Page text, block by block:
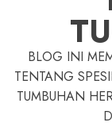
BLOG INI
TENTANG
TUMBUHAN